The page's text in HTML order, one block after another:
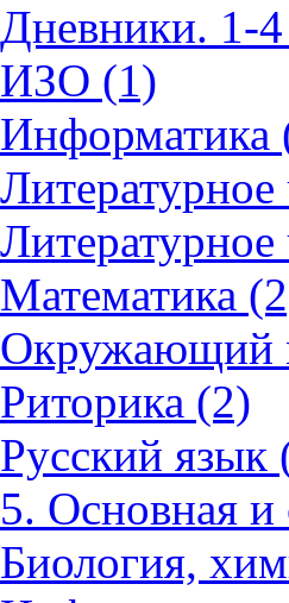
Дневники. 1-
ИЗО (1)
Информатика
Математика
Окружающий
Риторика (2)
Русский язык
5. Основная
Биология,